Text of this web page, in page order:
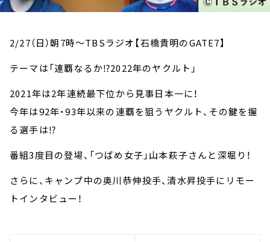
2/27（日）朝7時～TBSラジオ【石橋貴明のGATE7】
テーマは「連覇なるか⁉2022年のヤクルト」
2021年は2年連続最下位から見事日本一に！
今年は92年・93年以来の連覇を狙うヤクルト、その鍵を握
る選手は⁉
番組3度目の登場、「つばめ女子」山本萩子さんと深堀り！
さらに、キャンプ中の奥川恭伸投手、清水昇投手にリモー
トインタビュー！